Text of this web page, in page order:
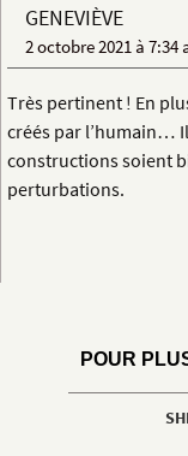
GENEVIÈVE
2 octobre 2021 à 7:34
Très pertinent ! En
créés par l’humain…
constructions soient
perturbations.
POUR